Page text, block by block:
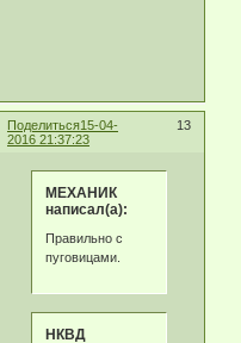
Поделиться 13
15-04-
2016 21:37:23
МЕХАНИК
написал(а):
Правильно с
пуговицами.
НКВД